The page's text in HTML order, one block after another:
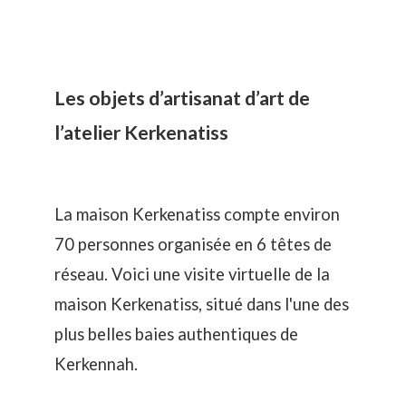
Les objets d’artisanat d’art de
l’atelier Kerkenatiss
La maison Kerkenatiss compte environ
70 personnes organisée en 6 têtes de
réseau. Voici une visite virtuelle de la
maison Kerkenatiss, situé dans l'une des
plus belles baies authentiques de
Kerkennah.